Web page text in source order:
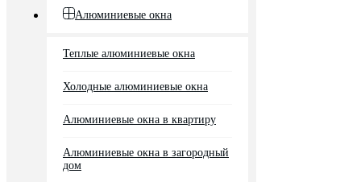
Алюминиевые окна
Теплые алюминиевые окна
Холодные алюминиевые окна
Алюминиевые окна в квартиру
Алюминиевые окна в загородный
дом